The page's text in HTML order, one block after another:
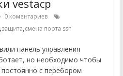
vestacp
0 коментариев
,защита,смена порта ssh
панель управления
но необходимо чтобы
постоянно с перебором